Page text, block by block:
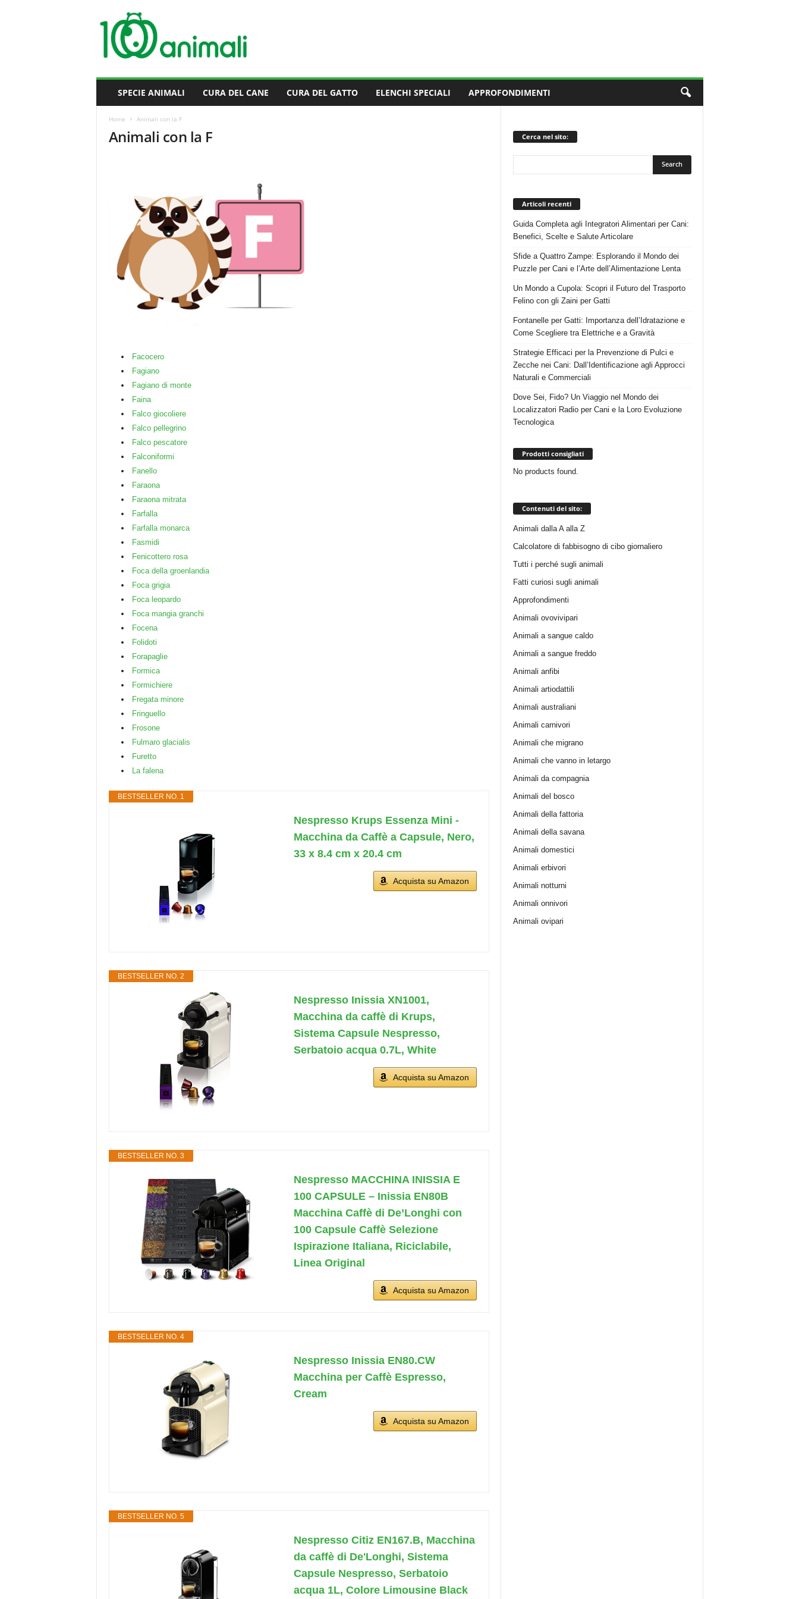
SPECIE ANIMALI CURA DEL CANE CURA DEL GATTO ELENCHI SPECIALI APPROFONDIMENTI
Home Animali con la F
Animali con la F
Facocero
Fagiano
Fagiano di monte
Faina
Falco giocoliere
Falco pellegrino
Falco pescatore
Falconiformi
Fanello
Faraona
Faraona mitrata
Farfalla
Farfalla monarca
Fasmidi
Fenicottero rosa
Foca della groenlandia
Foca grigia
Foca leopardo
Foca mangia granchi
Focena
Folidoti
Forapaglie
Formica
Formichiere
Fregata minore
Fringuello
Frosone
Fulmaro glacialis
Furetto
La falena
BESTSELLER NO. 1
Nespresso Krups Essenza Mini -
Macchina da Caffè a Capsule, Nero,
33 x 8.4 cm x 20.4 cm
Acquista su Amazon
BESTSELLER NO. 2
Nespresso Inissia XN1001,
Macchina da caffè di Krups,
Sistema Capsule Nespresso,
Serbatoio acqua 0.7L, White
Acquista su Amazon
BESTSELLER NO. 3
Nespresso MACCHINA INISSIA E
100 CAPSULE – Inissia EN80B
Macchina Caffè di De’Longhi con
100 Capsule Caffè Selezione
Ispirazione Italiana, Riciclabile,
Linea Original
Acquista su Amazon
BESTSELLER NO. 4
Nespresso Inissia EN80.CW
Macchina per Caffè Espresso,
Cream
Acquista su Amazon
BESTSELLER NO. 5
Nespresso Citiz EN167.B, Macchina
da caffè di De'Longhi, Sistema
Capsule Nespresso, Serbatoio
acqua 1L, Colore Limousine Black
Cerca nel sito:
Articoli recenti
Guida Completa agli Integratori Alimentari per Cani:
Benefici, Scelte e Salute Articolare
Sfide a Quattro Zampe: Esplorando il Mondo dei
Puzzle per Cani e l’Arte dell’Alimentazione Lenta
Un Mondo a Cupola: Scopri il Futuro del Trasporto
Felino con gli Zaini per Gatti
Fontanelle per Gatti: Importanza dell’Idratazione e
Come Scegliere tra Elettriche e a Gravità
Strategie Efficaci per la Prevenzione di Pulci e
Zecche nei Cani: Dall’Identificazione agli Approcci
Naturali e Commerciali
Dove Sei, Fido? Un Viaggio nel Mondo dei
Localizzatori Radio per Cani e la Loro Evoluzione
Tecnologica
Prodotti consigliati
No products found.
Contenuti del sito:
Animali dalla A alla Z
Calcolatore di fabbisogno di cibo giornaliero
Tutti i perché sugli animali
Fatti curiosi sugli animali
Approfondimenti
Animali ovovivipari
Animali a sangue caldo
Animali a sangue freddo
Animali anfibi
Animali artiodattili
Animali australiani
Animali carnivori
Animali che migrano
Animali che vanno in letargo
Animali da compagnia
Animali del bosco
Animali della fattoria
Animali della savana
Animali domestici
Animali erbivori
Animali notturni
Animali onnivori
Animali ovipari